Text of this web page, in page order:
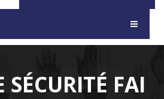
SÉCURITÉ FAI